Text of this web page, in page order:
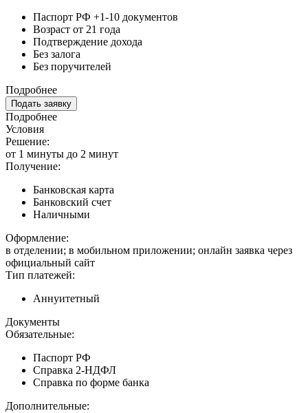
Паспорт РФ +1-10 документов
Возраст от 21 года
Подтверждение дохода
Без залога
Без поручителей
Подробнее
Подать заявку
Подробнее
Условия
Решение:
от 1 минуты до 2 минут
Получение:
Банковская карта
Банковский счет
Наличными
Оформление:
в отделении; в мобильном приложении; онлайн заявка через
официальный сайт
Тип платежей:
Аннуитетный
Документы
Обязательные:
Паспорт РФ
Справка 2-НДФЛ
Справка по форме банка
Дополнительные: